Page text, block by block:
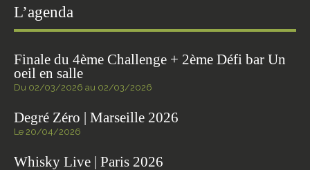
L’agenda
Finale du 4ème Challenge + 2ème Défi bar Un
oeil en salle
Du 02/03/2026 au 02/03/2026
Degré Zéro | Marseille 2026
Le 20/04/2026
Whisky Live | Paris 2026